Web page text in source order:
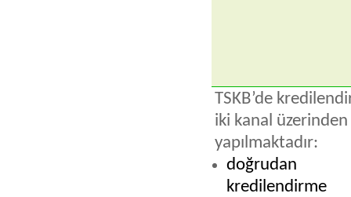
TSKB’de
iki kanal üzerinden
yapılmaktadır:
doğrudan
kredilendirme